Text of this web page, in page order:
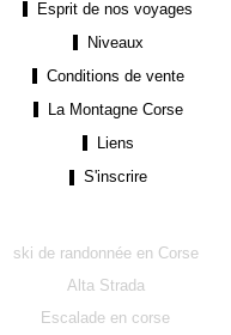
Esprit de nos voyages
Niveaux
Conditions de vente
La Montagne Corse
Liens
S'inscrire
ski de randonnée en Corse
Alta Strada
Escalade en corse